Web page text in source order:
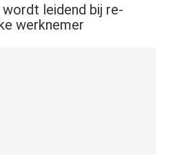
leidend bij re-
werknemer